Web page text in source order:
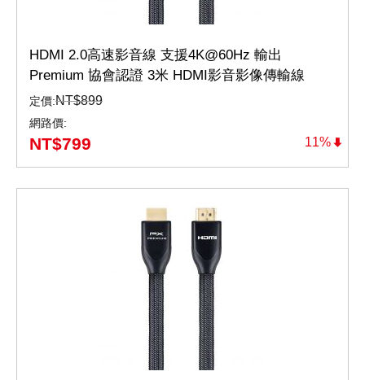
11%
HDMI 2.0高速影音線 支援4K@60Hz 輸出
Premium 協會認證 3米 HDMI影音影像傳輸線
Premium（HD2-3MX）
定價:NT$899
網路價:
NT$799